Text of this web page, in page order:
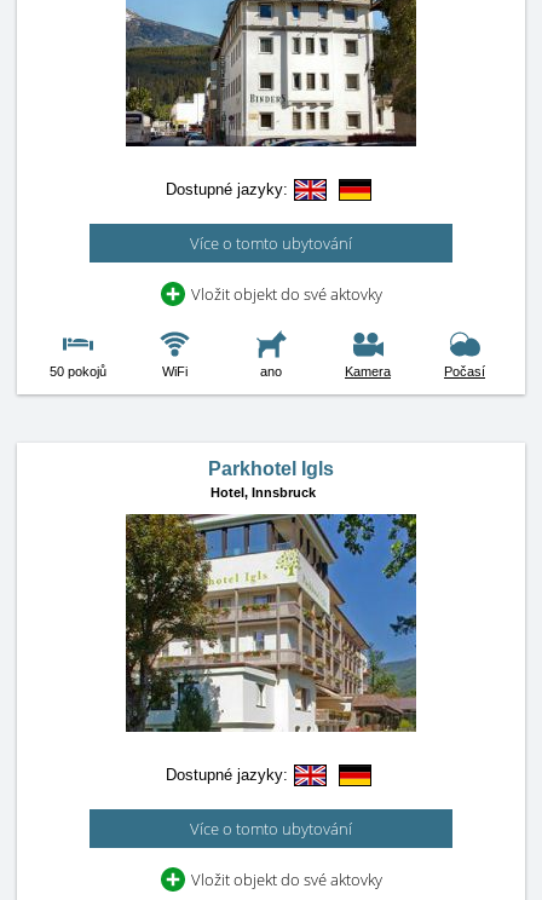
Dostupné jazyky:
Více o tomto ubytování
Vložit objekt do své aktovky
50 pokojů WiFi ano Kamera Počasí
Parkhotel Igls
Hotel, Innsbruck
Dostupné jazyky:
Více o tomto ubytování
Vložit objekt do své aktovky